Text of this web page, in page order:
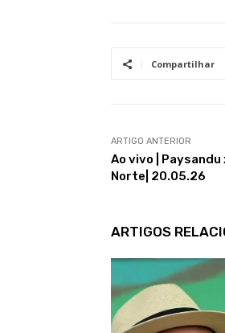
Compartilhar
ARTIGO ANTERIOR
Ao vivo | Paysandu
Norte| 20.05.26
ARTIGOS